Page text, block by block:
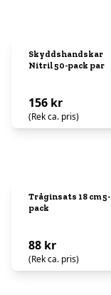
Skyddshandskar
Nitril 50-pack par
156 kr
(Rek ca. pris)
Tråginsats 18 cm 5-
pack
88 kr
(Rek ca. pris)